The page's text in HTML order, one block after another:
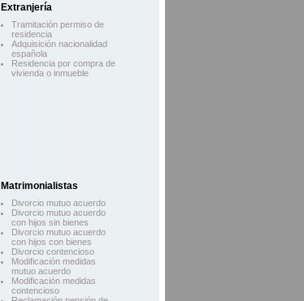
Extranjería
Tramitación permiso de
residencia
Adquisición nacionalidad
española
Residencia por compra de
vivienda o inmueble
Matrimonialistas
Divorcio mutuo acuerdo
Divorcio mutuo acuerdo
con hijos sin bienes
Divorcio mutuo acuerdo
con hijos con bienes
Divorcio contencioso
Modificación medidas
mutuo acuerdo
Modificación medidas
contencioso